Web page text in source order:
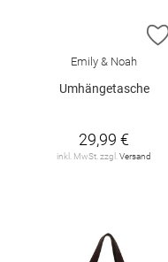
Emily & Noah
Umhängetasche
29,99 €
inkl. MwSt. zzgl. Versand